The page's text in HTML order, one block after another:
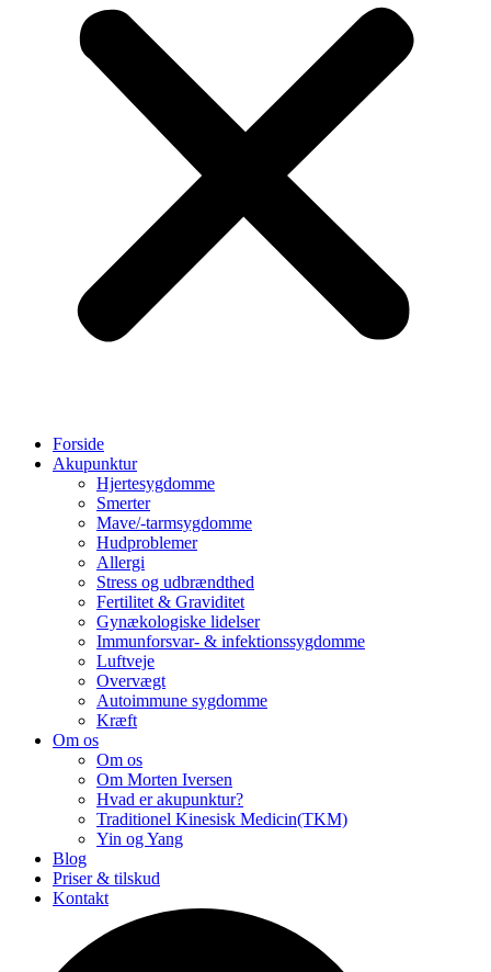
Forside
Akupunktur
Hjertesygdomme
Smerter
Mave/-tarmsygdomme
Hudproblemer
Allergi
Stress og udbrændthed
Fertilitet & Graviditet
Gynækologiske lidelser
Immunforsvar- & infektionssygdomme
Luftveje
Overvægt
Autoimmune sygdomme
Kræft
Om os
Om os
Om Morten Iversen
Hvad er akupunktur?
Traditionel Kinesisk Medicin(TKM)
Yin og Yang
Blog
Priser & tilskud
Kontakt